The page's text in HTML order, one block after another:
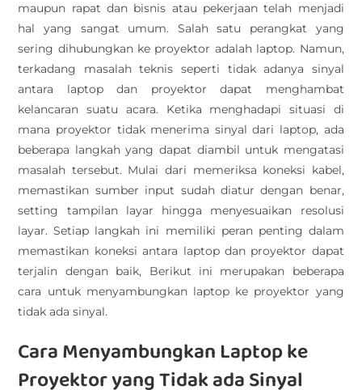
maupun rapat dan bisnis atau pekerjaan telah menjadi
hal yang sangat umum. Salah satu perangkat yang
sering dihubungkan ke proyektor adalah laptop. Namun,
terkadang masalah teknis seperti tidak adanya sinyal
antara laptop dan proyektor dapat menghambat
kelancaran suatu acara. Ketika menghadapi situasi di
mana proyektor tidak menerima sinyal dari laptop, ada
beberapa langkah yang dapat diambil untuk mengatasi
masalah tersebut. Mulai dari memeriksa koneksi kabel,
memastikan sumber input sudah diatur dengan benar,
setting tampilan layar hingga menyesuaikan resolusi
layar. Setiap langkah ini memiliki peran penting dalam
memastikan koneksi antara laptop dan proyektor dapat
terjalin dengan baik, Berikut ini merupakan beberapa
cara untuk menyambungkan laptop ke proyektor yang
tidak ada sinyal.
Cara Menyambungkan Laptop ke
Proyektor yang Tidak ada Sinyal